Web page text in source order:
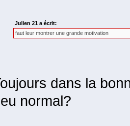
Julien 21 a écrit:
faut leur montrer une grande motivation
dans la
normal?